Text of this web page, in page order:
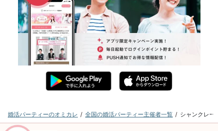
婚活パーティーのオミカレ 全国の婚活パーティー主催者一覧 シャンクレー